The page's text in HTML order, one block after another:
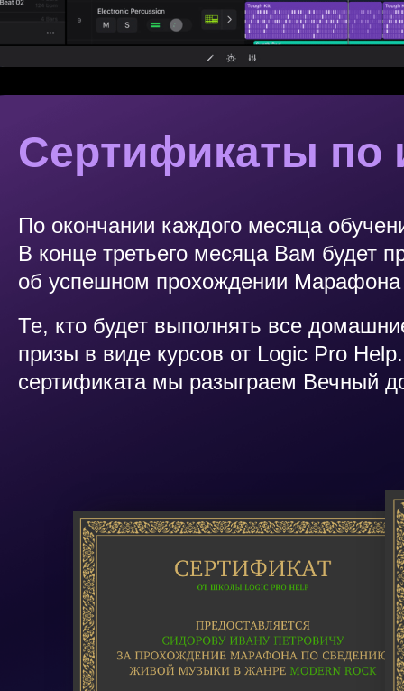
Сертификаты по
По окончании каждого месяца
В конце третьего месяца Вам будет
об успешном прохождении
Те, кто будет выполнять все
призы в виде курсов от Logic Pro
сертификата мы разыграем Вечный